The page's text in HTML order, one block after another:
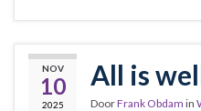
NOV
10
2025
All is
DoorFrank Obdam in